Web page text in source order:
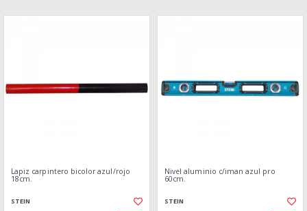
Lapiz carpintero bicolor azul/rojo
18cm.
STEIN
Nivel aluminio c/iman azul pro
60cm.
STEIN